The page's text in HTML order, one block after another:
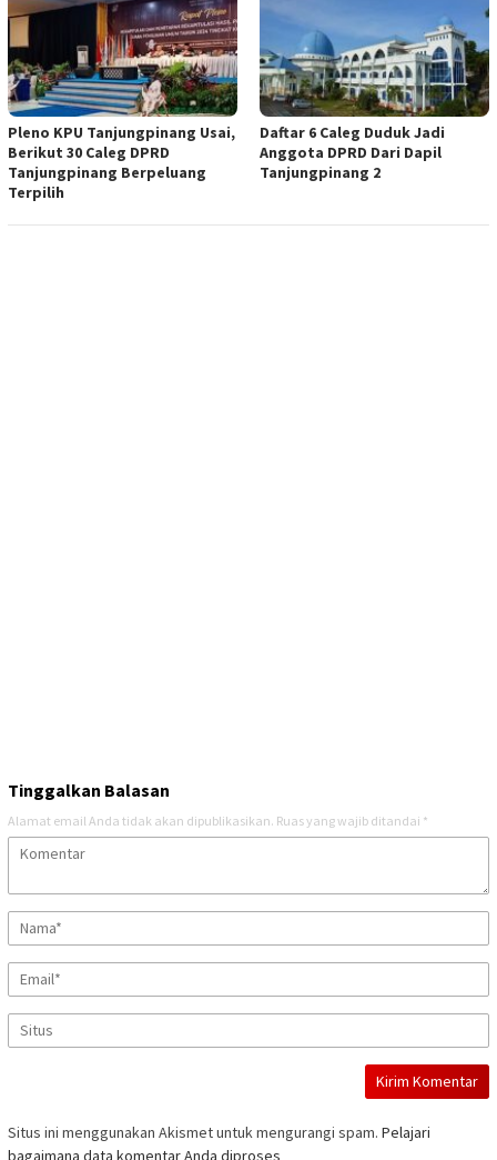
Pleno KPU Tanjungpinang Usai,
Berikut 30 Caleg DPRD
Tanjungpinang Berpeluang
Terpilih
Daftar 6 Caleg Duduk Jadi
Anggota DPRD Dari Dapil
Tanjungpinang 2
Tinggalkan Balasan
Alamat email Anda tidak akan dipublikasikan. Ruas yang wajib ditandai *
Situs ini menggunakan Akismet untuk mengurangi spam. Pelajari
bagaimana data komentar Anda diproses